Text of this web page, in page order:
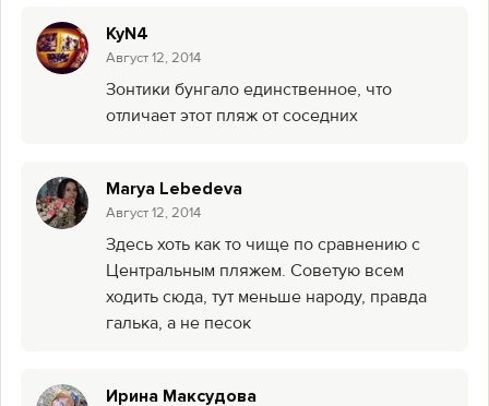
KyN4
Август 12, 2014
Зонтики бунгало единственное, что
отличает этот пляж от соседних
Marya Lebedeva
Август 12, 2014
Здесь хоть как то чище по сравнению с
Центральным пляжем. Советую всем
ходить сюда, тут меньше народу, правда
галька, а не песок
Ирина Максудова